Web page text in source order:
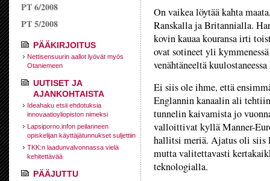
PT 6/2008
PT 5/2008
PÄÄKIRJOITUS
Nettisensuurin aallot lyövät myös
Otaniemeen
UUTISET JA
AJANKOHTAISTA
Ideahaku etsii ehdotuksia
innovaatioyliopiston nimeksi
Lapsiporno.infon peilanneen
opiskelijan käyttäjätunnukset suljettiin
TKK:n laadunvalvonnassa vielä
kehitettävää
PÄÄJUTTU
On vaikea löytää kahta
Ranskalla ja Britannialla.
kovin kauaa kouransa irti
ovat sotineet yli
venähtäneeltä
Ei siis ole ihme, että
Englannin kanaalin ali
tunnelin kaivamista jo
valloittivat kyllä Manner-
hallitsi meriä. Ajatus oli siis
mutta valitettavasti
teknologialla.